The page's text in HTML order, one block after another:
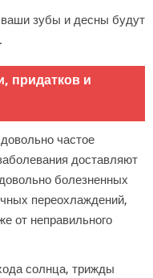
зубы и десны будут
придатков и
частое
доставляют
болезненных
переохлаждений,
от неправильного
солнца, трижды